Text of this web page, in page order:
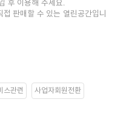
후 이용해 주세요.
판매할 수 있는 열린공간입니
스관련 사업자회원전환